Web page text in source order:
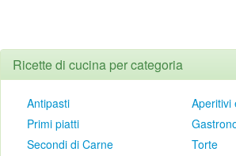
Ricette di cucina per categoria
Antipasti
Primi piatti
Secondi di Carne
Aperitivi
Torte